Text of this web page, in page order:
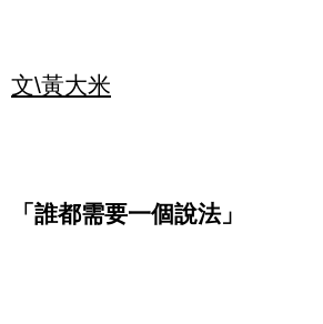
文\黃大米
「誰都需要一個說法」